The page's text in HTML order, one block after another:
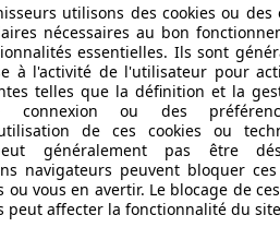
136 g/km (komb.)
6.3 l/100km
4.7 l/100km
5.3 l/100km
Euro 5
60 l
utilisons des cookies ou des
nécessaires au bon
essentielles. Ils sont
à l'activité de l'utilisateur pour
telles que la définition et la
connexion ou des
de ces cookies ou
généralement pas être
navigateurs peuvent bloquer ces
vous en avertir. Le blocage de
peut affecter la fonctionnalité du